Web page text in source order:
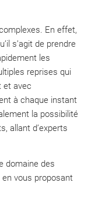
En effet,
s’agit de prendre
les
reprises qui
et avec
à chaque instant
la possibilité
allant d’experts
domaine des
vous proposant